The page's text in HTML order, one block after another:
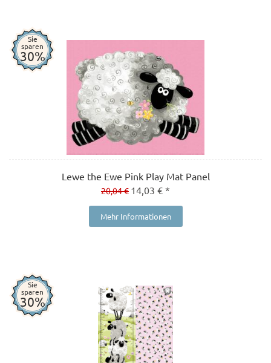
Sie
sparen
30%
Lewe the Ewe Pink Play Mat Panel
20,04 € 14,03 € *
Mehr Informationen
Sie
sparen
30%